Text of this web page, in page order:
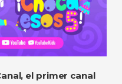
el primer canal